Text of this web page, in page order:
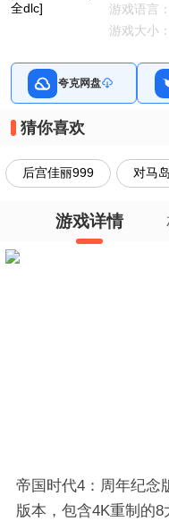
游戏语言：
游戏大小：
夸克网盘
猜你喜欢
后宫佳丽999 对马
游戏详情
帝国时代4：周年纪念
版本，包含4K重制的